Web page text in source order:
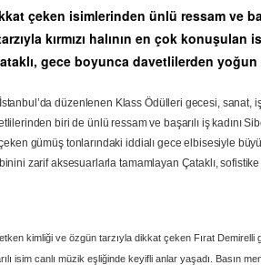
çeken isimlerinden ünlü ressam ve
kırmızı halının en çok konuşulan
gece boyunca davetlilerden
düzenlenen Klass Ödülleri gecesi, sanat,
biri de ünlü ressam ve başarılı iş kadını
gümüş tonlarındaki iddialı gece elbisesiyle
zarif aksesuarlarla tamamlayan Çataklı,
kimliği ve özgün tarzıyla dikkat çeken Fırat Demirelli
isim canlı müzik eşliğinde keyifli anlar yaşadı. Basın